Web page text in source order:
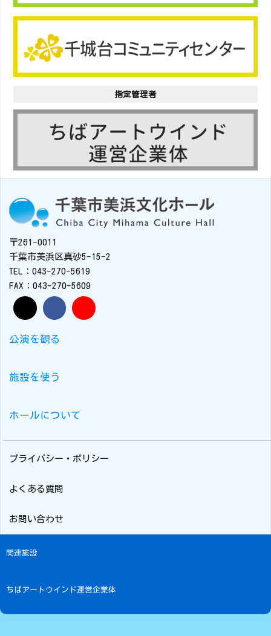
指定管理者
〒261-0011
千葉市美浜区真砂5-15-2
TEL：043-270-5619
FAX：043-270-5609
公演を観る
施設を使う
ホールについて
プライバシー・ポリシー
よくある質問
お問い合わせ
関連施設
ちばアートウインド運営企業体